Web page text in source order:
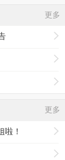
更多
更多
啦！